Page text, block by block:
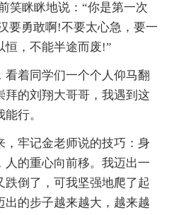
笑眯眯地说：“你是第一次
要勇敢啊!不要太心急，要一
恒，不能半途而废!”
看着同学们一个个人仰马翻
拜的刘翔大哥哥，我遇到这
行。
，牢记金老师说的技巧：身
的重心向前移。我迈出一
倒了，可我坚强地爬了起
的步子越来越大，越来越